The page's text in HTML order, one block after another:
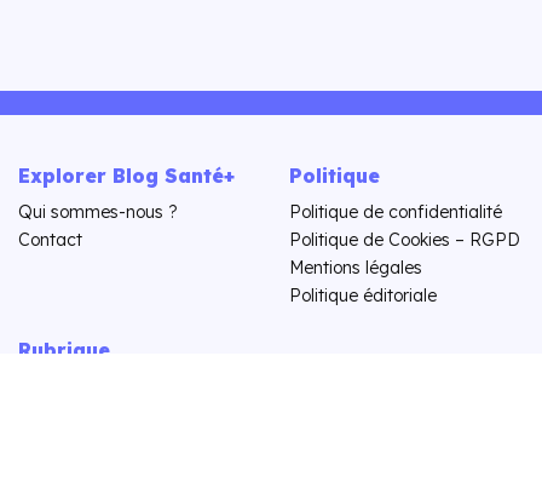
Explorer Blog Santé+
Qui sommes-nous ?
Contact
Politique
Politique de confidentialité
Politique de Cookies – RGPD
Mentions légales
Politique éditoriale
Rubrique